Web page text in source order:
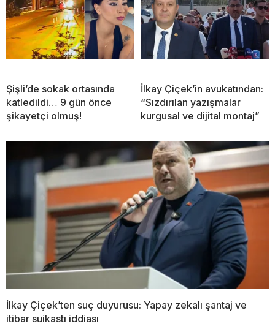
Şişli’de sokak ortasında
katledildi… 9 gün önce
şikayetçi olmuş!
İlkay Çiçek’in avukatından:
“Sızdırılan yazışmalar
kurgusal ve dijital montaj”
İlkay Çiçek’ten suç duyurusu: Yapay zekalı şantaj ve
itibar suikastı iddiası